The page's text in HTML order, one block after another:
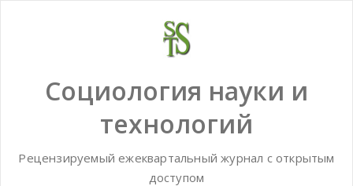
Социология науки и
технологий
Рецензируемый ежеквартальный журнал с открытым
доступом